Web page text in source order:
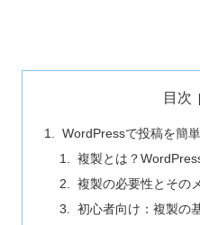
目次
WordPressで投稿を簡
複製とは？
複製の必要性とその
初心者向け：複製の